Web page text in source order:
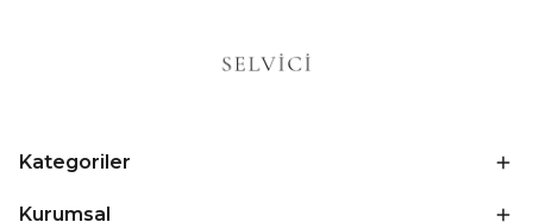
Kategoriler
Kurumsal